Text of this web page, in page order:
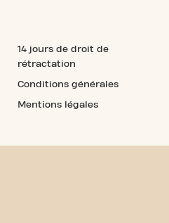
14 jours de droit de
rétractation
Conditions générales
Mentions légales